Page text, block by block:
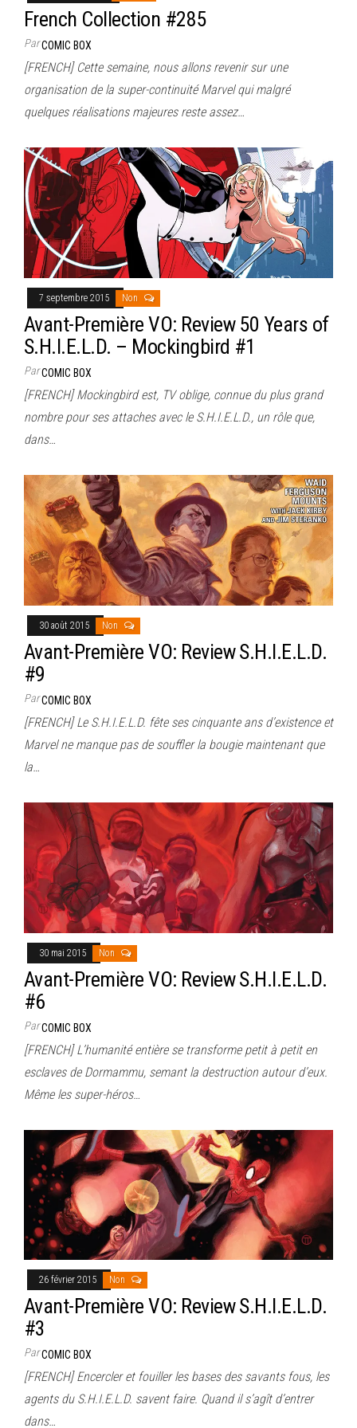
French Collection #285
ParCOMIC BOX
[FRENCH] Cette semaine, nous allons revenir sur une
organisation de la super-continuité Marvel qui malgré
quelques réalisations majeures reste assez…
7 septembre 2015 Non
Avant-Première VO: Review 50 Years of
S.H.I.E.L.D. – Mockingbird #1
ParCOMIC BOX
[FRENCH] Mockingbird est, TV oblige, connue du plus grand
nombre pour ses attaches avec le S.H.I.E.L.D., un rôle que,
dans…
30 août 2015 Non
Avant-Première VO: Review S.H.I.E.L.D.
#9
ParCOMIC BOX
[FRENCH] Le S.H.I.E.L.D. fête ses cinquante ans d’existence et
Marvel ne manque pas de souffler la bougie maintenant que
la…
30 mai 2015 Non
Avant-Première VO: Review S.H.I.E.L.D.
#6
ParCOMIC BOX
[FRENCH] L’humanité entière se transforme petit à petit en
esclaves de Dormammu, semant la destruction autour d’eux.
Même les super-héros…
26 février 2015 Non
Avant-Première VO: Review S.H.I.E.L.D.
#3
ParCOMIC BOX
[FRENCH] Encercler et fouiller les bases des savants fous, les
agents du S.H.I.E.L.D. savent faire. Quand il s’agît d’entrer
dans…